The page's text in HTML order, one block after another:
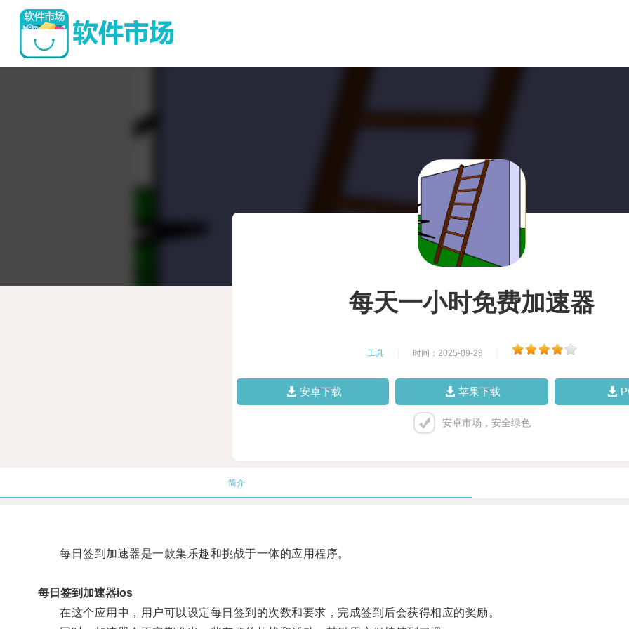
每天一小时免费加速器
工具 时间：2025-09-28
安卓下载 苹果下载
安卓市场，安全绿色
简介
每日签到加速器是一款集乐趣和挑战于一体的应用程序。
每日签到加速器ios
在这个应用中，用户可以设定每日签到的次数和要求，完成签到后会获得相应的奖励。